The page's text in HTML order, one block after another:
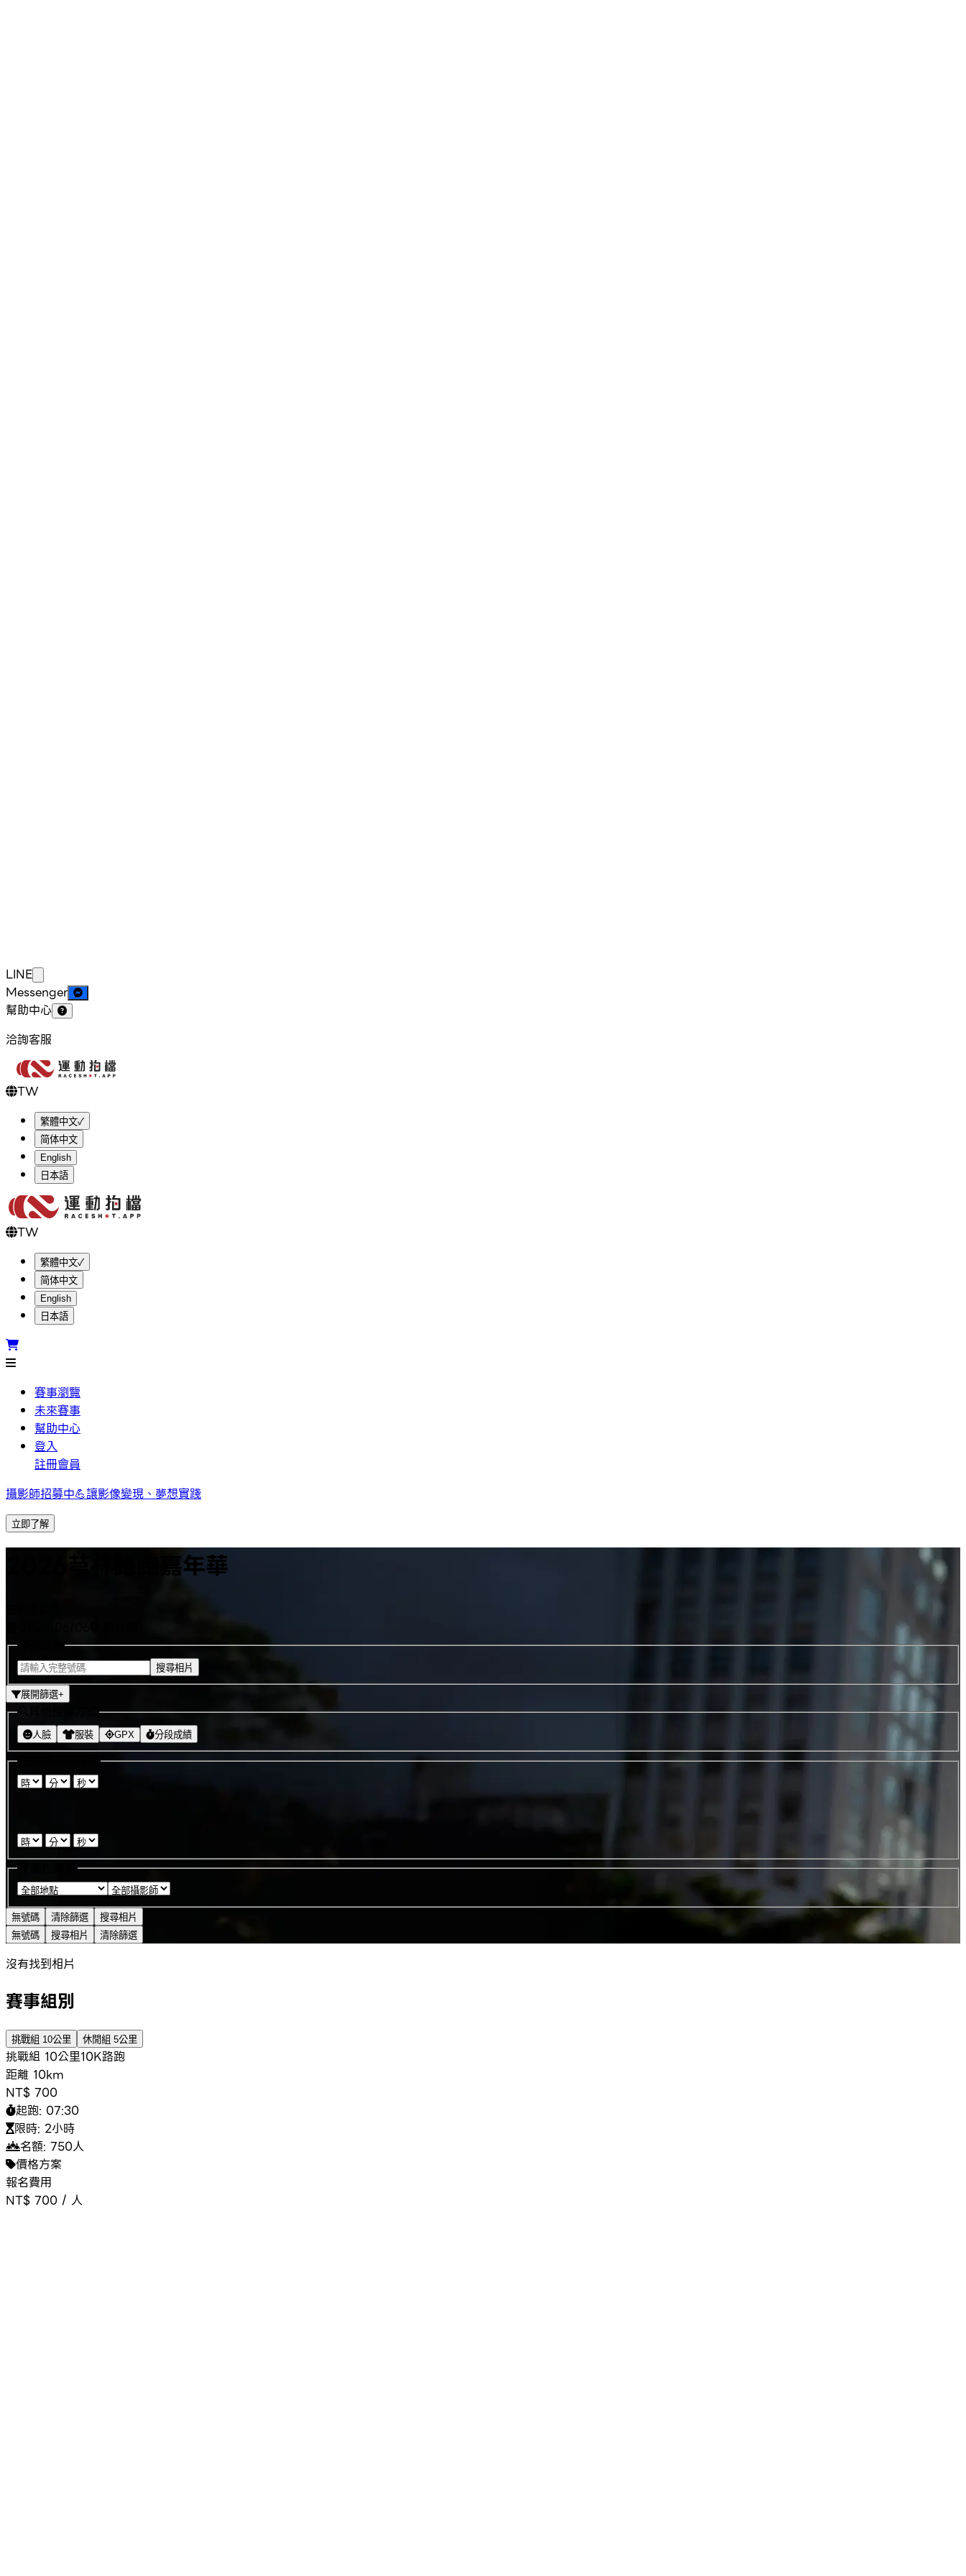
LINE
Messenger
幫助中心
洽詢客服
TW
繁體中文✓
简体中文
English
日本語
TW
繁體中文✓
简体中文
English
日本語
賽事瀏覽
未來賽事
幫助中心
登入
註冊會員
攝影師招募中💪讓影像變現、夢想實踐
立即了解
2026芎林路跑嘉年華
搜尋相片
展開篩選+
人臉 服裝 GPX 分段成績
無號碼 清除篩選
搜尋相片
無號碼
搜尋相片 清除篩選
沒有找到相片
賽事組別
挑戰組 10公里 休閒組 5公里
挑戰組 10公里10K路跑
距離 10km
NT$ 700
起跑: 07:30
限時: 2小時
名額: 750人
價格方案
報名費用
NT$ 700 / 人